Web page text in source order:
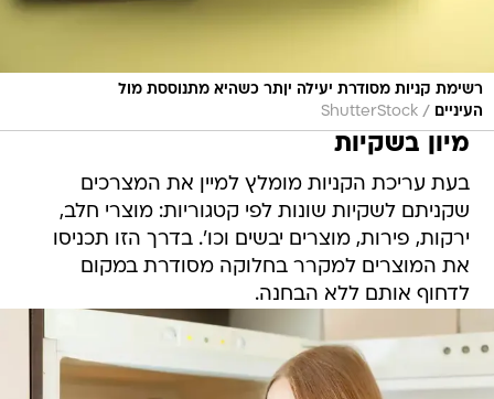
רשימת קניות מסודרת יעילה יןתר כשהיא מתנוססת מול
העיניים
/
ShutterStock
מיון בשקיות
בעת עריכת הקניות מומלץ למיין את המצרכים
שקניתם לשקיות שונות לפי קטגוריות: מוצרי חלב,
ירקות, פירות, מוצרים יבשים וכו'. בדרך הזו תכניסו
את המוצרים למקרר בחלוקה מסודרת במקום
לדחוף אותם ללא הבחנה.